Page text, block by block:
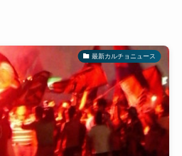
最新カルチョニュース